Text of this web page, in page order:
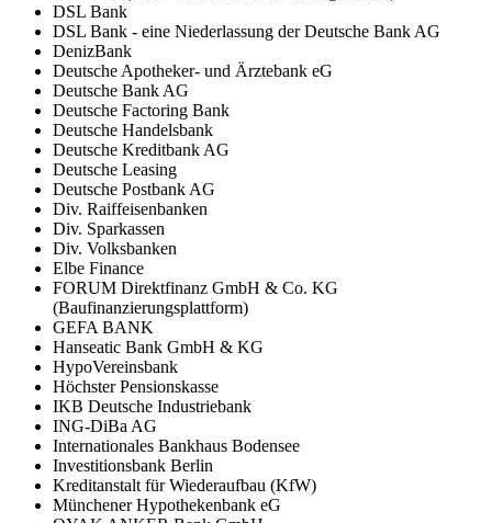
DSL Bank
DSL Bank - eine Niederlassung der Deutsche Bank AG
DenizBank
Deutsche Apotheker- und Ärztebank eG
Deutsche Bank AG
Deutsche Factoring Bank
Deutsche Handelsbank
Deutsche Kreditbank AG
Deutsche Leasing
Deutsche Postbank AG
Div. Raiffeisenbanken
Div. Sparkassen
Div. Volksbanken
Elbe Finance
FORUM Direktfinanz GmbH & Co. KG
(Baufinanzierungsplattform)
GEFA BANK
Hanseatic Bank GmbH & KG
HypoVereinsbank
Höchster Pensionskasse
IKB Deutsche Industriebank
ING-DiBa AG
Internationales Bankhaus Bodensee
Investitionsbank Berlin
Kreditanstalt für Wiederaufbau (KfW)
Münchener Hypothekenbank eG